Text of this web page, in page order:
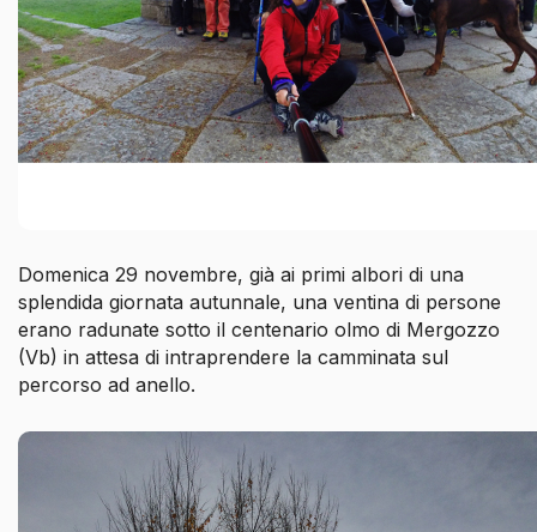
Domenica 29 novembre, già ai primi albori di una
splendida giornata autunnale, una ventina di persone
erano radunate sotto il centenario olmo di Mergozzo
(Vb) in attesa di intraprendere la camminata sul
percorso ad anello.